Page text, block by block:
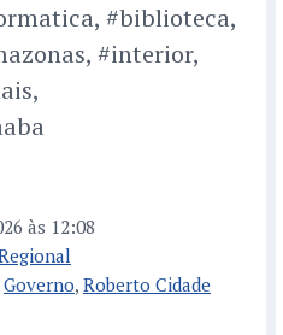
#biblioteca,
#interior,
às 12:08
Governo, Roberto Cidade